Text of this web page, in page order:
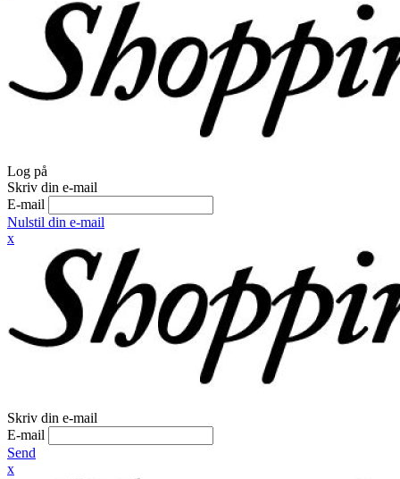
Log på
Skriv din e-mail
E-mail
Nulstil din e-mail
x
Skriv din e-mail
E-mail
Send
x